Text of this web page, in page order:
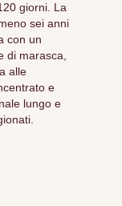
giorni. La
sei anni
con un
di marasca,
alle
e
lungo e